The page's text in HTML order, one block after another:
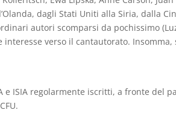
dagli Stati Uniti alla Siria, dalla
autori scomparsi da pochissimo
verso il cantautorato.
e ISIA regolarmente iscritti, a fronte del